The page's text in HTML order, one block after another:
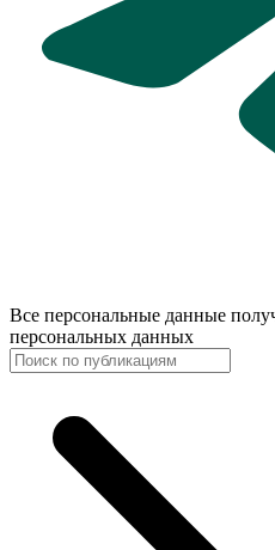
Все персональные данные
персональных данных